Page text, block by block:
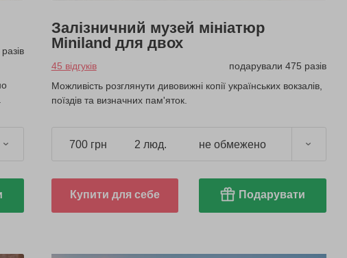
Залізничний музей мініатюр
Miniland для двох
45 відгуків
подарували 475 разів
Можливість розглянути дивовижні копії українських вокзалів,
поїздів та визначних пам'яток.
700 грн 2 люд. не обмежено
Купити для себе Подарувати